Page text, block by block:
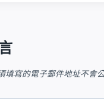
填寫的電子郵件地址不會